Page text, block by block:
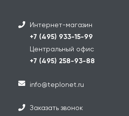
Интернет-магазин
+7 (495) 933-15-99
Центральный офис
+7 (495) 258-93-88
info@teplonet.ru
Заказать звонок